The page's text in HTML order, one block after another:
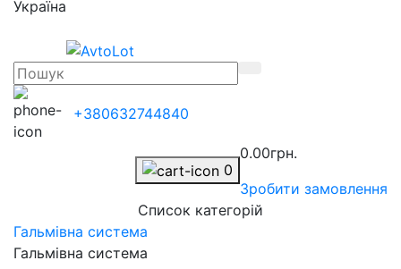
Українa
+380632744840
0
0.00грн.
Зробити замовлення
Список категорій
Гальмівна система
Гальмівна система